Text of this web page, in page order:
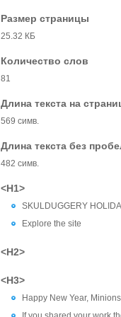
Размер страницы
25.32 КБ
Количество слов
81
Длина текста на
569 симв.
Длина текста без
482 симв.
<H1>
SKULDUGGERY
Explore the site
<H2>
<H3>
Happy New Year,